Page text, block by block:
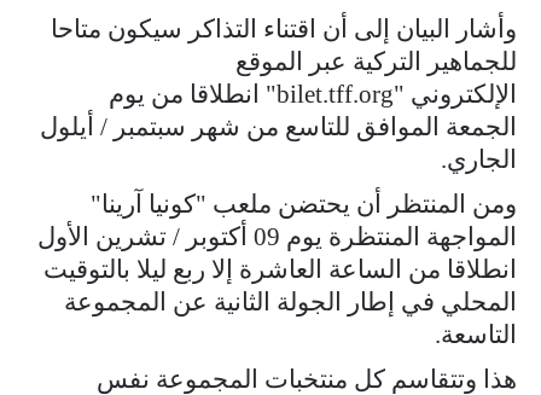
وأشار البيان إلى أن اقتناء التذاكر سيكون متاحا
للجماهير التركية عبر الموقع
الإلكتروني "bilet.tff.org" انطلاقا من يوم
الجمعة الموافق للتاسع من شهر سبتمبر / أيلول
الجاري.
ومن المنتظر أن يحتضن ملعب "كونيا آرينا"
المواجهة المنتظرة يوم 09 أكتوبر / تشرين الأول
انطلاقا من الساعة العاشرة إلا ربع ليلا بالتوقيت
المحلي في إطار الجولة الثانية عن المجموعة
التاسعة.
هذا وتتقاسم كل منتخبات المجموعة نفس